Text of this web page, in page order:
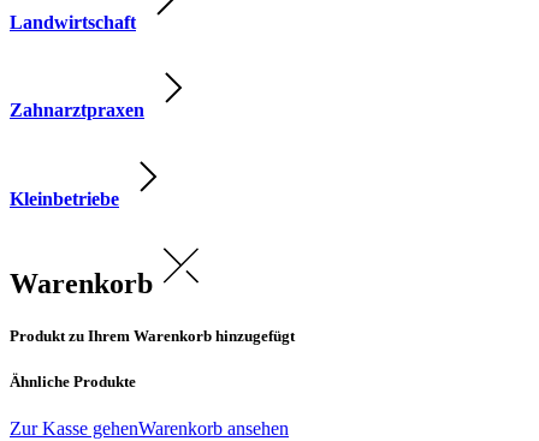
Landwirtschaft
Zahnarztpraxen
Kleinbetriebe
Warenkorb
Produkt zu Ihrem Warenkorb hinzugefügt
Ähnliche Produkte
Zur Kasse gehenWarenkorb ansehen